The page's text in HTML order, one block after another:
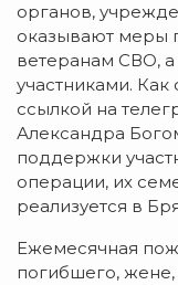
органов,
оказывают меры
ветеранам СВО, а
участниками. Как
ссылкой на
Александра
поддержки
операции, их
реализуется в
Ежемесячная
погибшего,